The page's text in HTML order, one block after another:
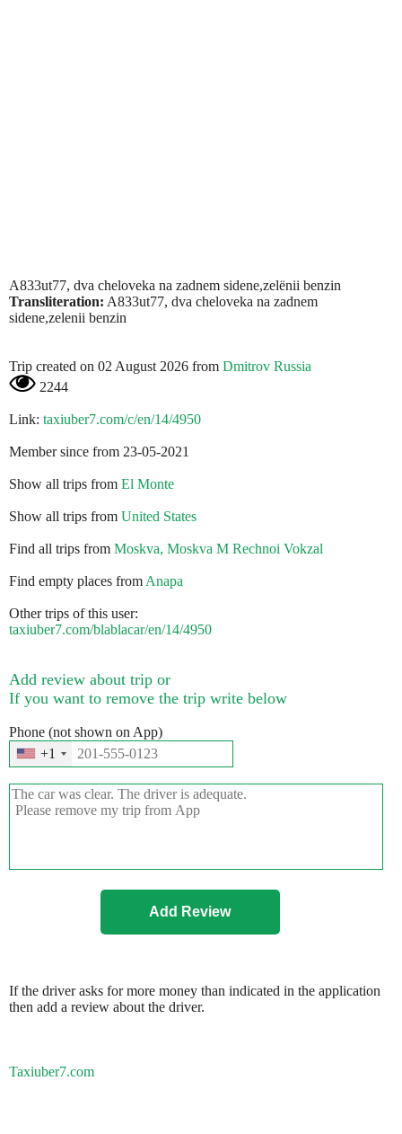
A833ut77, dva cheloveka na zadnem sidene,zelёnii benzin
Transliteration: A833ut77, dva cheloveka na zadnem
sidene,zelenii benzin
Trip created on 02 August 2026 from Dmitrov Russia
2244
Link: taxiuber7.com/c/en/14/4950
Member since from 23-05-2021
Show all trips from El Monte
Show all trips from United States
Find all trips from Moskva, Moskva M Rechnoi Vokzal
Find empty places from Anapa
Other trips of this user:
taxiuber7.com/blablacar/en/14/4950
Add review about trip or
If you want to remove the trip write below
Phone (not shown on App)
+1
If the driver asks for more money than indicated in the application
then add a review about the driver.
Taxiuber7.com